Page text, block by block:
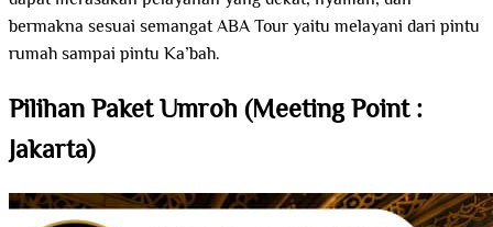
bermakna sesuai semangat ABA Tour yaitu melayani dari pintu
rumah sampai pintu Ka’bah.
Pilihan Paket Umroh (Meeting Point :
Jakarta)